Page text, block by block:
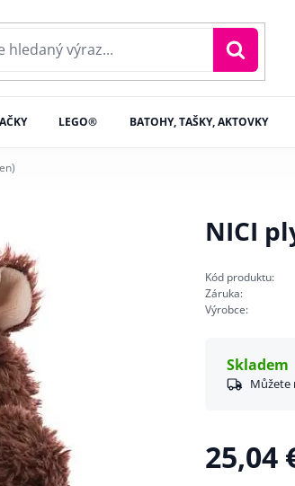
LEGO® BATOHY, TAŠKY, AKTOVKY
NICI
Kód produktu:
Záruka:
Výrobce:
Skladem
Můžete
25,04